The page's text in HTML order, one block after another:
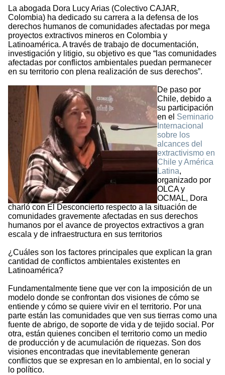
La abogada Dora Lucy Arias (Colectivo CAJAR,
Colombia) ha dedicado su carrera a la defensa de los
derechos humanos de comunidades afectadas por mega
proyectos extractivos mineros en Colombia y
Latinoamérica. A través de trabajo de documentación,
investigación y litigio, su objetivo es que “las comunidades
afectadas por conflictos ambientales puedan permanecer
en su territorio con plena realización de sus derechos”.
De paso por
Chile, debido a
su participación
en el Seminario
Internacional
sobre los
alcances del
extractivismo en
Chile y América
Latina,
organizado por
OLCA y
OCMAL, Dora
charló con El Desconcierto respecto a la situación de
comunidades gravemente afectadas en sus derechos
humanos por el avance de proyectos extractivos a gran
escala y de infraestructura en sus territorios
¿Cuáles son los factores principales que explican la gran
cantidad de conflictos ambientales existentes en
Latinoamérica?
Fundamentalmente tiene que ver con la imposición de un
modelo donde se confrontan dos visiones de cómo se
entiende y cómo se quiere vivir en el territorio. Por una
parte están las comunidades que ven sus tierras como una
fuente de abrigo, de soporte de vida y de tejido social. Por
otra, están quienes conciben el territorio como un medio
de producción y de acumulación de riquezas. Son dos
visiones encontradas que inevitablemente generan
conflictos que se expresan en lo ambiental, en lo social y
lo político.